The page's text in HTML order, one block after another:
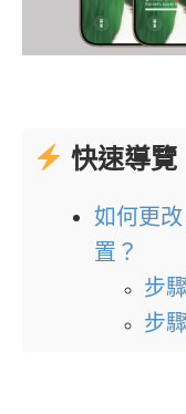
快速導覽
如何更
置？
步
步